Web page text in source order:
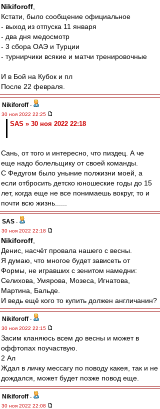
Nikiforoff
Кстати, было сообщение официальное
- выход из отпуска 11 января
- два дня медосмотр
- 3 сбора ОАЭ и Турции
- турнирчики всякие и матчи тренировочные
И в Бой на Кубок и пл
После 22 февраля.
Nikiforoff -
30 ноя 2022 22:25
SAS » 30 ноя 2022 22:18
Сань, от того и интересно, что пиздец. А че
еще надо болельщику от своей команды.
С Федугом было уныние полжизни моей, а
если отбросить детско юношеские годы до 15
лет, когда еще не все понимаешь вокруг, то и
почти всю жизнь......
SAS -
30 ноя 2022 22:18
Nikiforoff
Денис, насчёт провала нашего с весны.
Я думаю, что многое будет зависеть от
Формы, не игравших с зенитом намедни:
Селихова, Умярова, Мозеса, Игнатова,
Мартина, Бальде.
И ведь ещё кого то купить должен англичанин?
Nikiforoff -
30 ноя 2022 22:15
Засим кланяюсь всем до весны и может в
оффтопах поучаствую.
2 Ал
Ждал в личку мессагу по поводу какея, так и не
дождался, может будет позже повод еще.
Nikiforoff -
30 ноя 2022 22:08